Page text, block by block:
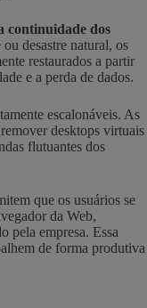
continuidade dos
desastre natural, os
restaurados a partir
e a perda de dados.
escalonáveis. As
desktops virtuais
flutuantes dos
que os usuários se
da Web,
pela empresa. Essa
de forma produtiva